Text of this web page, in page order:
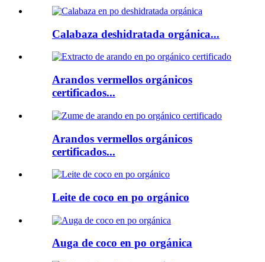
Calabaza deshidratada orgánica...
Arandos vermellos orgánicos
certificados...
Arandos vermellos orgánicos
certificados...
Leite de coco en po orgánico
Auga de coco en po orgánica